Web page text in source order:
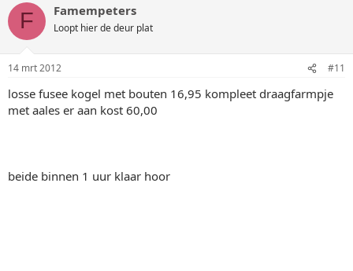
F Famempeters
Loopt hier de deur plat
14 mrt 2012 #11
losse fusee kogel met bouten 16,95 kompleet draagfarmpje
met aales er aan kost 60,00
beide binnen 1 uur klaar hoor